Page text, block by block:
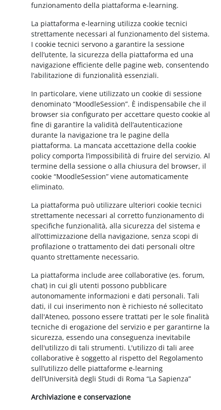
funzionamento della piattaforma e-learning.
La piattaforma e-learning utilizza cookie tecnici
strettamente necessari al funzionamento del sistema.
I cookie tecnici servono a garantire la sessione
dell’utente, la sicurezza della piattaforma ed una
navigazione efficiente delle pagine web, consentendo
l’abilitazione di funzionalità essenziali.
In particolare, viene utilizzato un cookie di sessione
denominato “MoodleSession”. È indispensabile che il
browser sia configurato per accettare questo cookie al
fine di garantire la validità dell’autenticazione
durante la navigazione tra le pagine della
piattaforma. La mancata accettazione della cookie
policy comporta l’impossibilità di fruire del servizio. Al
termine della sessione o alla chiusura del browser, il
cookie “MoodleSession” viene automaticamente
eliminato.
La piattaforma può utilizzare ulteriori cookie tecnici
strettamente necessari al corretto funzionamento di
specifiche funzionalità, alla sicurezza del sistema e
all’ottimizzazione della navigazione, senza scopi di
profilazione o trattamento dei dati personali oltre
quanto strettamente necessario.
La piattaforma include aree collaborative (es. forum,
chat) in cui gli utenti possono pubblicare
autonomamente informazioni e dati personali. Tali
dati, il cui inserimento non è richiesto né sollecitato
dall'Ateneo, possono essere trattati per le sole finalità
tecniche di erogazione del servizio e per garantirne la
sicurezza, essendo una conseguenza inevitabile
dell'utilizzo di tali strumenti. L'utilizzo di tali aree
collaborative è soggetto al rispetto del Regolamento
sull’utilizzo delle piattaforme e-learning
dell’Università degli Studi di Roma “La Sapienza”
Archiviazione e conservazione